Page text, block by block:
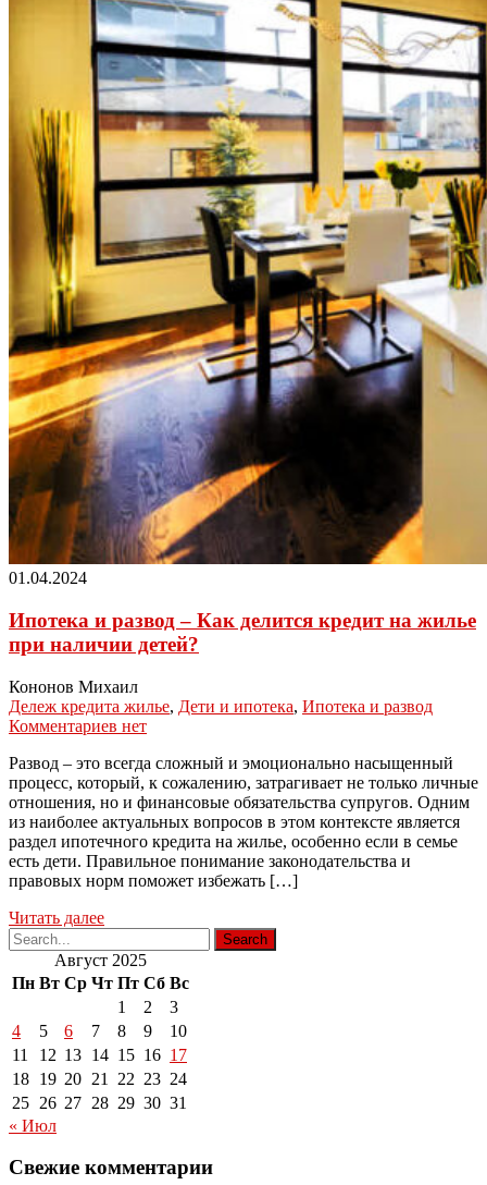
01.04.2024
Ипотека и развод – Как делится кредит на жилье
при наличии детей?
Кононов Михаил
Дележ кредита жилье, Дети и ипотека, Ипотека и развод
Комментариев нет
Развод – это всегда сложный и эмоционально насыщенный
процесс, который, к сожалению, затрагивает не только личные
отношения, но и финансовые обязательства супругов. Одним
из наиболее актуальных вопросов в этом контексте является
раздел ипотечного кредита на жилье, особенно если в семье
есть дети. Правильное понимание законодательства и
правовых норм поможет избежать […]
Читать далее
Август 2025
Пн Вт Ср Чт Пт Сб Вс
1
2
3
4
5 6 7 8 9
10
11
12 13 14 15 16 17
18 19 20 21 22 23 24
25 26 27 28 29 30 31
« Июл
Свежие комментарии